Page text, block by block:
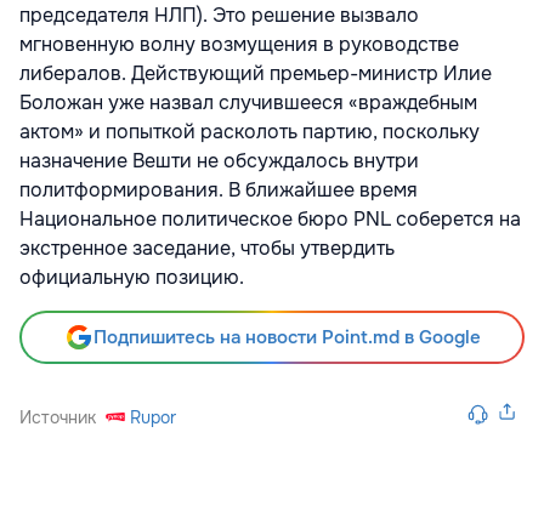
председателя НЛП). Это решение вызвало
мгновенную волну возмущения в руководстве
либералов. Действующий премьер-министр Илие
Боложан уже назвал случившееся «враждебным
актом» и попыткой расколоть партию, поскольку
назначение Вешти не обсуждалось внутри
политформирования. В ближайшее время
Национальное политическое бюро PNL соберется на
экстренное заседание, чтобы утвердить
официальную позицию.
Подпишитесь на новости Point.md в Google
Источник Rupor